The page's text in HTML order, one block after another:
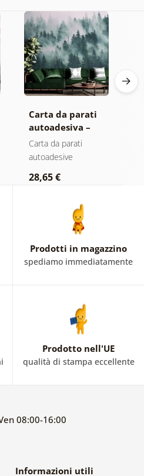
Carta da parati
autoadesiva –
Foresta nella
nebbia
Carta da parati
autoadesive
28,65 €
Prodotti in magazzino
spediamo immediatamente
Prodotto nell'UE
qualità di stampa eccellente
08:00-16:00
Informazioni utili